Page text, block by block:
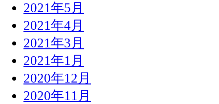
2021年5月
2021年4月
2021年3月
2021年1月
2020年12月
2020年11月